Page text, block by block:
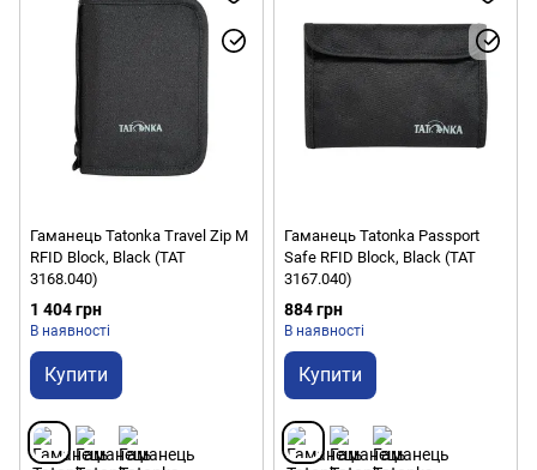
Гаманець Tatonka Travel Zip M
RFID Block, Black (TAT
3168.040)
1 404 грн
В наявності
Купити
Гаманець Tatonka Passport
Safe RFID Block, Black (TAT
3167.040)
884 грн
В наявності
Купити